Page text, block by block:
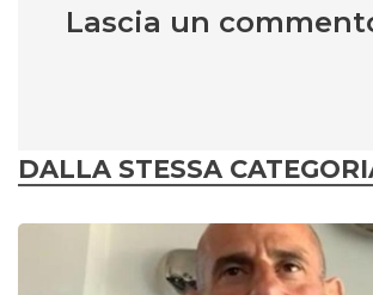
Lascia un
DALLA STESSA